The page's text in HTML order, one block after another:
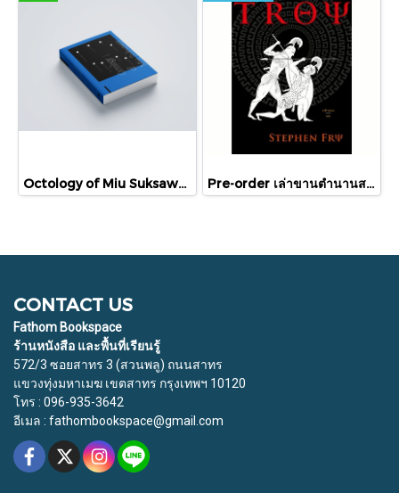
Octology of Miu Suksawat / ภู่มณี ศิริพรไพบูลย์ / สำนักพิมพ์ตำหนัก Pre-order เล่าขานตำนานสงครามกรุงทรอย Troy / Stephen Fry / อรสิริ พลเดช / สารคดี
CONTACT US
Fathom Bookspace
ร้านหนังสือ และพื้นที่เรียนรู้
572/3 ซอยสาทร 3 (สวนพลู) ถนนสาทร
แขวงทุ่งมหาเมฆ เขตสาทร กรุงเทพฯ 10120
โทร : 096-935-3642
อีเมล : fathombookspace@gmail.com